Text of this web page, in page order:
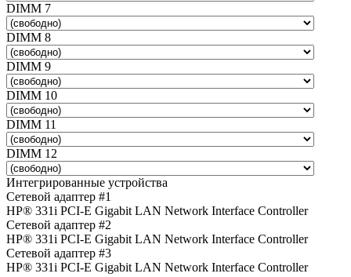
DIMM 7
DIMM 8
DIMM 9
DIMM 10
DIMM 11
DIMM 12
Интегрированные устройства
Сетевой адаптер #1
HP® 331i PCI-E Gigabit LAN Network Interface Controller
Сетевой адаптер #2
HP® 331i PCI-E Gigabit LAN Network Interface Controller
Сетевой адаптер #3
HP® 331i PCI-E Gigabit LAN Network Interface Controller